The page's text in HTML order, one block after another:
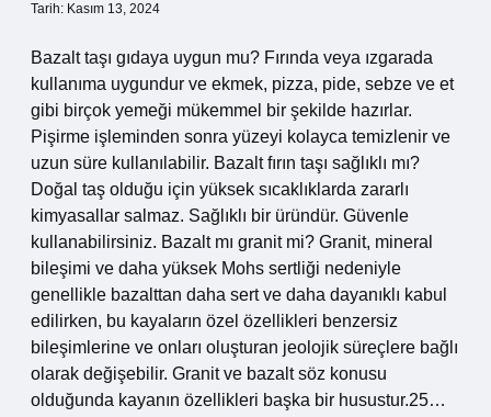
Tarih: Kasım 13, 2024
Bazalt taşı gıdaya uygun mu? Fırında veya ızgarada
kullanıma uygundur ve ekmek, pizza, pide, sebze ve et
gibi birçok yemeği mükemmel bir şekilde hazırlar.
Pişirme işleminden sonra yüzeyi kolayca temizlenir ve
uzun süre kullanılabilir. Bazalt fırın taşı sağlıklı mı?
Doğal taş olduğu için yüksek sıcaklıklarda zararlı
kimyasallar salmaz. Sağlıklı bir üründür. Güvenle
kullanabilirsiniz. Bazalt mı granit mi? Granit, mineral
bileşimi ve daha yüksek Mohs sertliği nedeniyle
genellikle bazalttan daha sert ve daha dayanıklı kabul
edilirken, bu kayaların özel özellikleri benzersiz
bileşimlerine ve onları oluşturan jeolojik süreçlere bağlı
olarak değişebilir. Granit ve bazalt söz konusu
olduğunda kayanın özellikleri başka bir husustur.25…